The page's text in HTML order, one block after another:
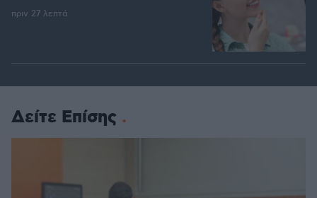
πριν 27 λεπτά
Δείτε Επίσης